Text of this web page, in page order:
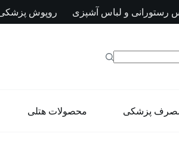
رستورانی و لباس آشپزی روپوش پزشکی
مصرف پزشکی محصولات هتلی